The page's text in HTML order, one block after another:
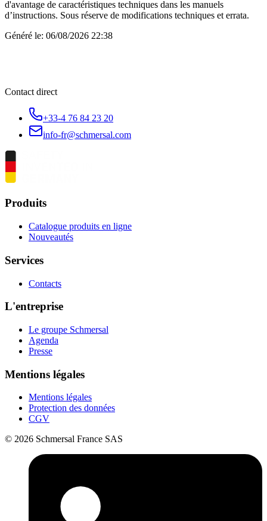
d'avantage de caractéristiques techniques dans les manuels
d’instructions. Sous réserve de modifications techniques et errata.
Généré le: 06/08/2026 22:38
Contact direct
+33-4 76 84 23 20
info-fr@schmersal.com
Produits
Catalogue produits en ligne
Nouveautés
Services
Contacts
L'entreprise
Le groupe Schmersal
Agenda
Presse
Mentions légales
Mentions légales
Protection des données
CGV
© 2026 Schmersal France SAS